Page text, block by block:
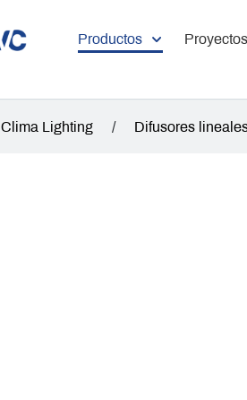
Productos Proyectos
Clima Lighting / Difusores